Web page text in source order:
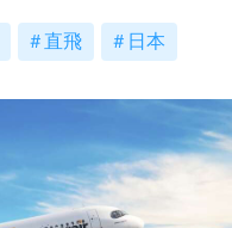
直飛 日本